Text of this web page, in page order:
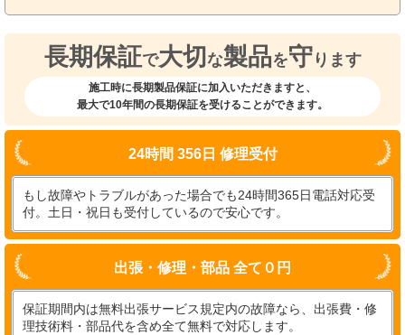
長期保証で大切 な製品を守 ります
施工時に長期製品保証に加入いただきますと、
最大で10年間の長期保証を受けることができます。
24時間 356日 修理受付
もし故障やトラブルがあった場合でも24時間365日電話対応受
付。土日・祝日も受付しているので安心です。
出張・修理・部品 全て０円
保証期間内は無料出張サービス規定内の故障なら、出張費・修
理技術料・部品代を含め全て無料で対応します。